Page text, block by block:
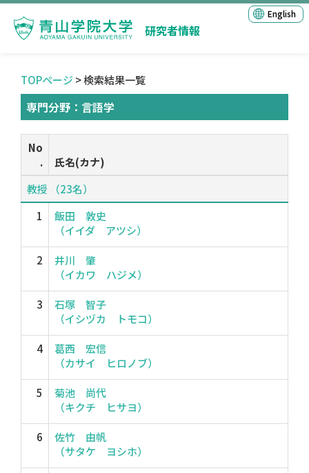
研究者情報
English
TOPページ > 検索結果一覧
専門分野：言語学
No
.
氏名(カナ)
教授 （23名）
1
飯田 敦史
（イイダ アツシ）
2
井川 肇
（イカワ ハジメ）
3
石塚 智子
（イシヅカ トモコ）
4
葛西 宏信
（カサイ ヒロノブ）
5
菊池 尚代
（キクチ ヒサヨ）
6
佐竹 由帆
（サタケ ヨシホ）